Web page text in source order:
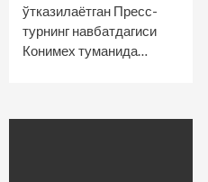
ўтказилаётган Пресс-
турнинг навбатдагиси
Конимех туманида…